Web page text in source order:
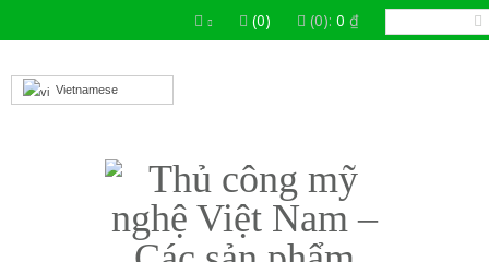
(0) (0): 0 ₫
Vietnamese